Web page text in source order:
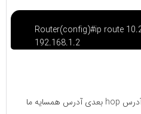
Router(config)#ip route
192.168.1.2
توجه داشته باشید که در دستور بالا آدرس hop بعدی آدرس همسایه ما